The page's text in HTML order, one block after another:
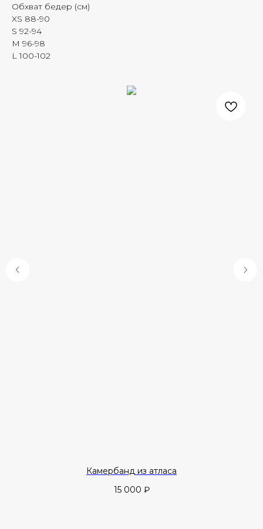
Обхват бедер (см)
XS 88-90
S 92-94
M 96-98
L 100-102
Камербанд из атласа
15 000 ₽